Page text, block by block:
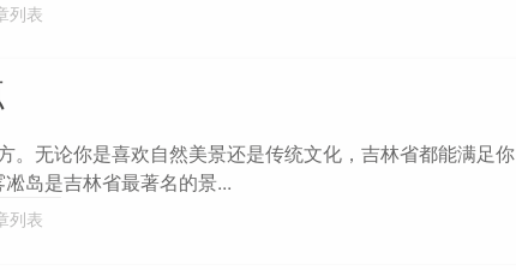
列表
。无论你是喜欢自然美景还是传统文化，吉林省都能满足你
岛是吉林省最著名的景...
列表